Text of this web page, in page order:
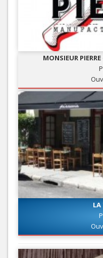
MONSIEUR
LA